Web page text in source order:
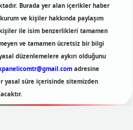
Burada yer alan içerikler haber
ve kişiler hakkında paylaşım
ile isim benzerlikleri tamamen
ve tamamen ücretsiz bir bilgi
düzenlemelere aykırı olduğunu
adresine
süre içerisinde sitemizden